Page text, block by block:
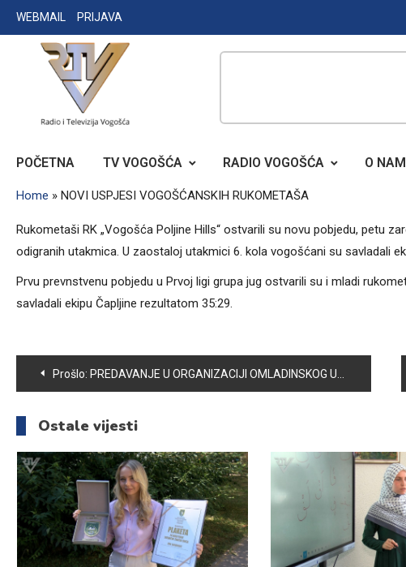
Skip
to
WEBMAIL PRIJAVA
RADIO TELEVIZIJA VOGOŠĆA
POČETNA TV VOGOŠĆA RADIO VOGOŠĆA O
Home » NOVI USPJESI VOGOŠĆANSKIH RUKOMETAŠA
Rukometaši RK „Vogošća Poljine Hills“ ostvarili su novu pobjedu, petu
odigranih utakmica. U zaostaloj utakmici 6. kola vogošćani su savladali
Prvu prevnstvenu pobjedu u Prvoj ligi grupa jug ostvarili su i mladi
savladali ekipu Čapljine rezultatom 35:29.
Navigacija
članaka
Prošlo: PREDAVANJE U ORGANIZACIJI OMLADINSKOG UDRUŽENJA „TEMPO“
Ostale vijesti